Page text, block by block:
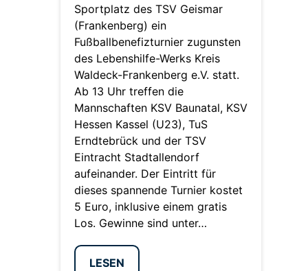
Sportplatz des TSV Geismar
(Frankenberg) ein
Fußballbenefizturnier zugunsten
des Lebenshilfe-Werks Kreis
Waldeck-Frankenberg e.V. statt.
Ab 13 Uhr treffen die
Mannschaften KSV Baunatal, KSV
Hessen Kassel (U23), TuS
Erndtebrück und der TSV
Eintracht Stadtallendorf
aufeinander. Der Eintritt für
dieses spannende Turnier kostet
5 Euro, inklusive einem gratis
Los. Gewinne sind unter…
LESEN